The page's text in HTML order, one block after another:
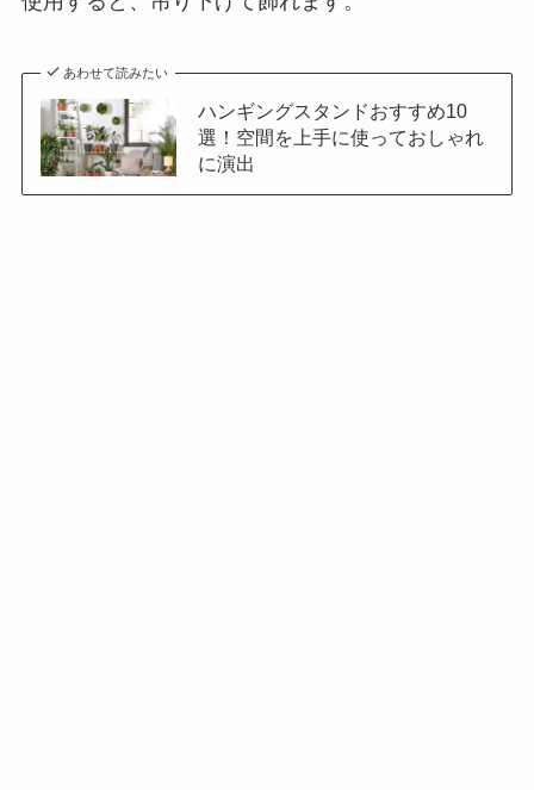
あわせて読みたい
ハンギングスタンドおすすめ10
選！空間を上手に使っておしゃれ
に演出